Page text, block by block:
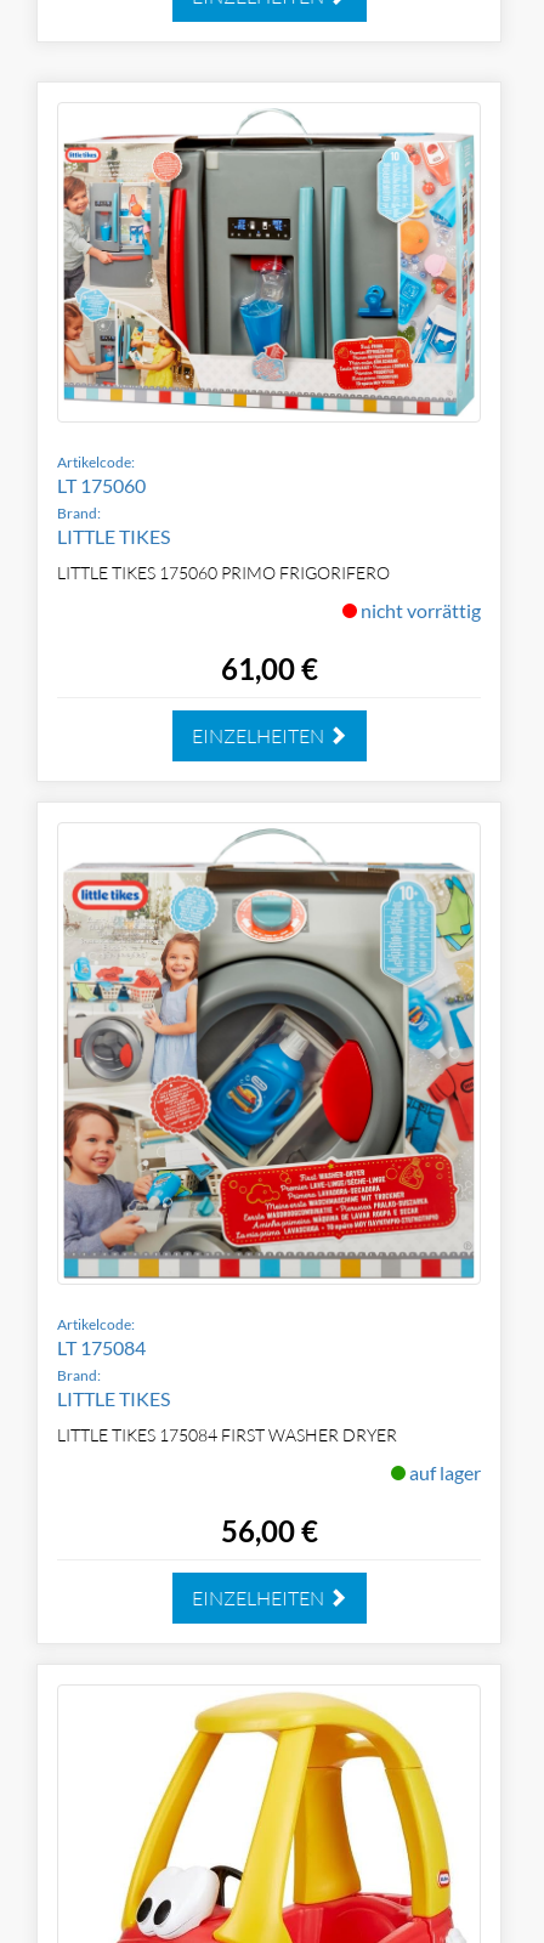
Artikelcode:
LT 175060
Brand:
LITTLE TIKES
LITTLE TIKES 175060 PRIMO FRIGORIFERO
nicht vorrättig
61,00 €
EINZELHEITEN
Artikelcode:
LT 175084
Brand:
LITTLE TIKES
LITTLE TIKES 175084 FIRST WASHER DRYER
auf lager
56,00 €
EINZELHEITEN